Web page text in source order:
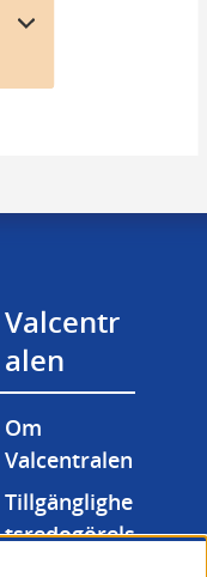
Valcentr
alen
Om
Valcentralen
Tillgänglighe
tsredogörels